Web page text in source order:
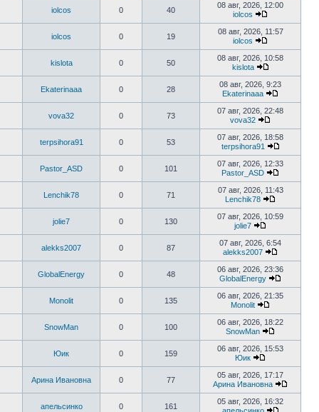
iolcos 0 40
08 авг, 2026, 12:00
iolcos
Перейти
к
iolcos 0 19
08 авг, 2026, 11:57
iolcos
Перейти
к
последнему
kislota 0 50
08 авг, 2026, 10:58
kislota
Перейти
к
последнему
Ekaterinaaa 0 28
08 авг, 2026, 9:23
Ekaterinaaa
Перейти
к
vova32 0 73
07 авг, 2026, 22:48
vova32
Перейти
к
последнему
terpsihora91 0 53
07 авг, 2026, 18:58
terpsihora91
Перейти
к
Pastor_ASD 0 101
07 авг, 2026, 12:33
Pastor_ASD
Перейти
к
Lenchik78 0 71
07 авг, 2026, 11:43
Lenchik78
Перейти
к
jolie7 0 130
07 авг, 2026, 10:59
jolie7
Перейти
к
последнему
alekks2007 0 87
07 авг, 2026, 6:54
alekks2007
Перейти
к
GlobalEnergy 0 48
06 авг, 2026, 23:36
GlobalEnergy
Перейти
к
Monolit 0 135
06 авг, 2026, 21:35
Monolit
Перейти
к
последнему
SnowMan 0 100
06 авг, 2026, 18:22
SnowMan
Перейти
к
Юик 0 159
06 авг, 2026, 15:53
Юик
Перейти
к
последнему
Арина Ивановна 0 77
05 авг, 2026, 17:17
Арина Ивановна
Перейти
апельсинко 0 161
05 авг, 2026, 16:32